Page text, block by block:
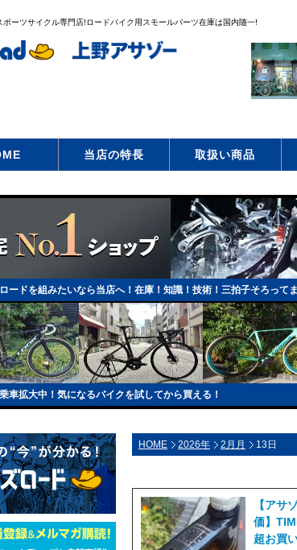
ポーツサイクル専門店!ロードバイク用スモールパーツ在庫は国内随一!
当店の特長 取扱い商品
ードを組みたいなら当店へ！在庫！知識！技術！三拍子そろって
車拡大中！気になるバイクを試してから買える！
HOME 2026年 2月月 13日
【アサ
価】
超お買